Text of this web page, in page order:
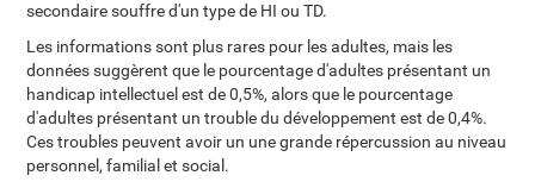
secondaire souffre d'un type de HI ou TD.
Les informations sont plus rares pour les adultes, mais les
données suggèrent que le pourcentage d'adultes présentant un
handicap intellectuel est de 0,5%, alors que le pourcentage
d'adultes présentant un trouble du développement est de 0,4%.
Ces troubles peuvent avoir un une grande répercussion au niveau
personnel, familial et social.